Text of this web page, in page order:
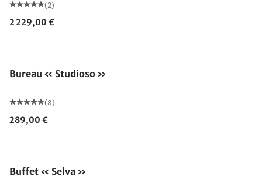
(2)
2 229,00 €
Bureau « Studioso »
(8)
289,00 €
Buffet « Selva »